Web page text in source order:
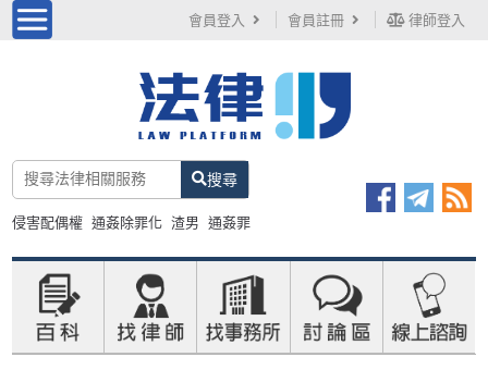
會員登入 會員註冊 律師登入
搜尋
侵害配偶權 通姦除罪化 渣男 通姦罪